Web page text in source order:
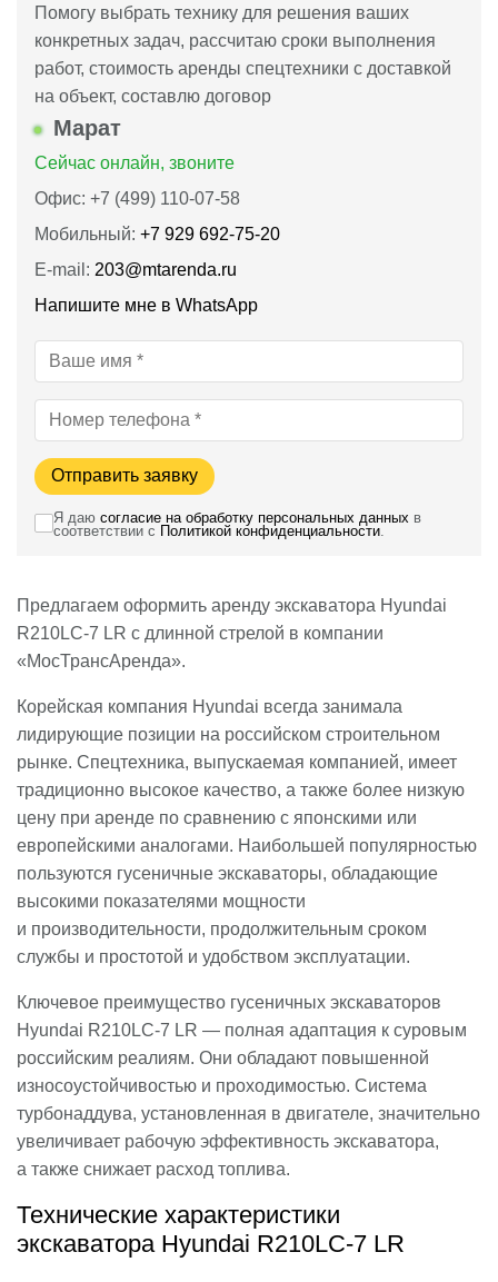
Помогу выбрать технику для решения ваших
конкретных задач, рассчитаю сроки выполнения
работ, стоимость аренды спецтехники с доставкой
на объект, составлю договор
Марат
Сейчас онлайн, звоните
Офис: +7 (499) 110-07-58
Мобильный: +7 929 692-75-20
E-mail: 203@mtarenda.ru
Напишите мне в WhatsApp
Отправить заявку
Я даю согласие на обработку персональных данных в
соответствии с Политикой конфиденциальности.
Предлагаем оформить аренду экскаватора Hyundai
R210LC-7 LR с длинной стрелой в компании
«МосТрансАренда».
Корейская компания Hyundai всегда занимала
лидирующие позиции на российском строительном
рынке. Спецтехника, выпускаемая компанией, имеет
традиционно высокое качество, а также более низкую
цену при аренде по сравнению с японскими или
европейскими аналогами. Наибольшей популярностью
пользуются гусеничные экскаваторы, обладающие
высокими показателями мощности
и производительности, продолжительным сроком
службы и простотой и удобством эксплуатации.
Ключевое преимущество гусеничных экскаваторов
Hyundai R210LC-7 LR — полная адаптация к суровым
российским реалиям. Они обладают повышенной
износоустойчивостью и проходимостью. Система
турбонаддува, установленная в двигателе, значительно
увеличивает рабочую эффективность экскаватора,
а также снижает расход топлива.
Технические характеристики
экскаватора Hyundai R210LC-7 LR